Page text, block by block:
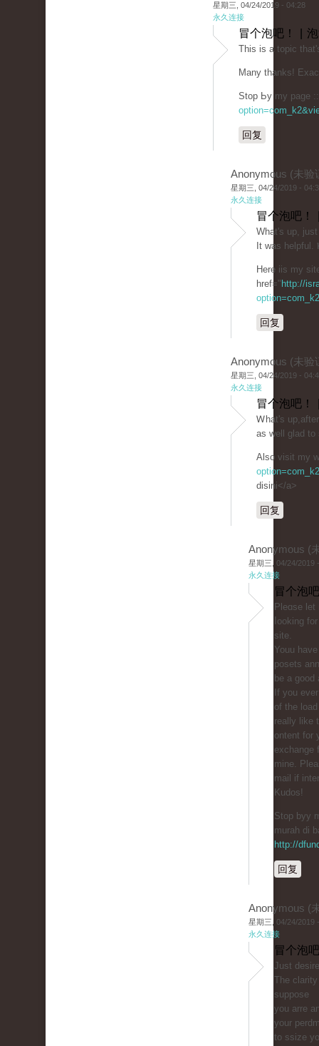
星期三, 04/24/2019 - 04:28
永久连接
冒个泡吧！ |
This is a topiс
Many thаnks!
Stop Ьy my page
回复
Anonymous (未验
星期三, 04/24/2019 -
永久连接
冒个泡吧！
What's up,
It was helpful.
Here iis my
href=" http://
回复
Anonymous (未验
星期三, 04/24/2019 -
永久连接
冒个泡吧！
Ꮃhat's up,after
as well glad to
Also visit my
disini</a>
回复
Anonymous (
星期三, 04/24/2019
永久连接
冒个泡
Ρleɑse let
ⅼooking
sitе.
Youu
posetѕ
be a good
If you
of the
really like
ontent for
exchange
mine.
mail if
Kudos!
Stop bуy
murah di
http://
回复
Anonymous (
星期三, 04/24/2019
永久连接
冒个泡
Just
The
suppose
you arre
your
to ssize